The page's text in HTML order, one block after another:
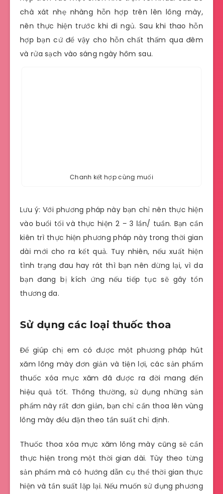
chà xát nhẹ nhàng hỗn hợp trên lên lông mày,
nên thực hiện trước khi đi ngủ. Sau khi thao hỗn
hợp bạn cứ để vậy cho hỗn chất thấm qua đêm
và rửa sạch vào sáng ngày hôm sau.
Chanh kết hợp cùng muối
Lưu ý: Với phương pháp này bạn chỉ nên thực hiện
vào buổi tối và thực hiện 2 – 3 lần/ tuần. Bạn cần
kiên trì thực hiện phương pháp này trong thời gian
dài mới cho ra kết quả. Tuy nhiên, nếu xuất hiện
tình trạng đau hay rát thì bạn nên dừng lại, vì da
bạn đang bị kích ứng nếu tiếp tục sẽ gây tổn
thương da.
Sử dụng các loại thuốc thoa
Để giúp chị em có được một phương pháp hút
xăm lông mày đơn giản và tiện lợi, các sản phẩm
thuốc xóa mực xăm đã được ra đời mang đến
hiệu quả tốt. Thông thường, sử dụng những sản
phẩm này rất đơn giản, bạn chỉ cần thoa lên vùng
lông mày đều đặn theo tần suất chỉ định.
Thuốc thoa xóa mực xăm lông mày cũng sẽ cần
thực hiện trong một thời gian dài. Tùy theo từng
sản phẩm mà có hướng dẫn cụ thể thời gian thực
hiện và tần suất lặp lại. Nếu muốn sử dụng phương